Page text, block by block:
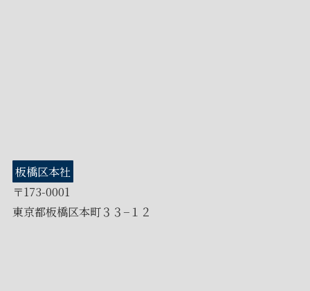
板橋区本社
〒173-0001
東京都板橋区本町３３−１２